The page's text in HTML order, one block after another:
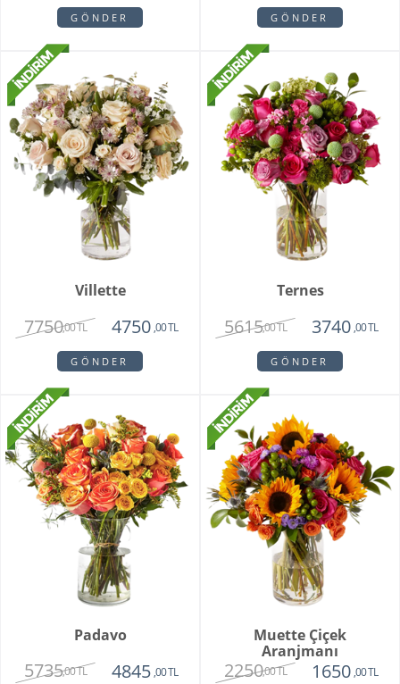
GÖNDER GÖNDER
Villette
7750,00 TL 4750,00 TL
GÖNDER
Ternes
5615,00 TL 3740,00 TL
GÖNDER
Padavo
5735,00 TL 4845 ,00 TL
Muette Çiçek
Aranjmanı
2250,00 TL 1650 ,00 TL